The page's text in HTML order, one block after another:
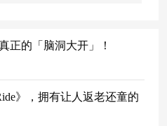
正的「脑洞大开」！
》，拥有让人返老还童的